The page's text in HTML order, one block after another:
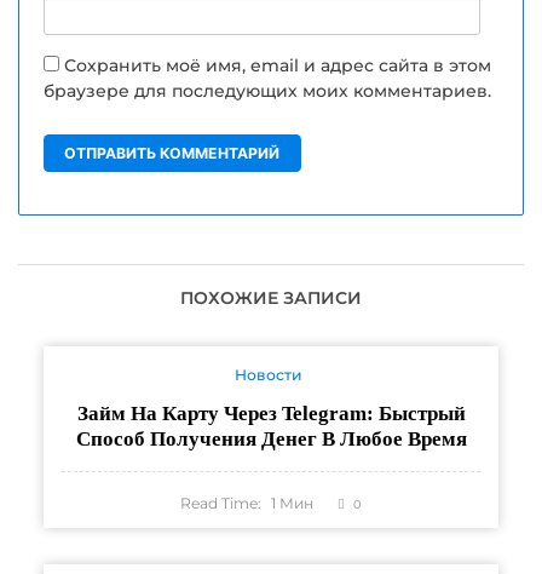
Сохранить моё имя, email и адрес сайта в этом
браузере для последующих моих комментариев.
ПОХОЖИЕ ЗАПИСИ
Новости
Займ На Карту Через Telegram: Быстрый
Способ Получения Денег В Любое Время
Read Time: 1 Мин 0